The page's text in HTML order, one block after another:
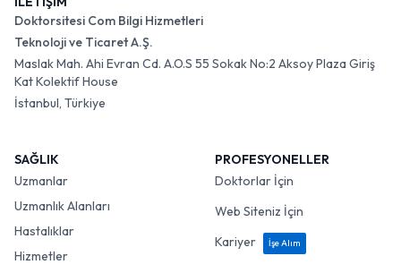
Doktorsitesi Com Bilgi Hizmetleri
Teknoloji ve Ticaret A.Ş.
Maslak Mah. Ahi Evran Cd. A.O.S 55 Sokak No:2 Aksoy Plaza Giriş
Kat Kolektif House
İstanbul, Türkiye
SAĞLIK
Uzmanlar
Uzmanlık Alanları
Hastalıklar
Hizmetler
PROFESYONELLER
Doktorlar İçin
Web Siteniz İçin
Kariyer
İşe Alım